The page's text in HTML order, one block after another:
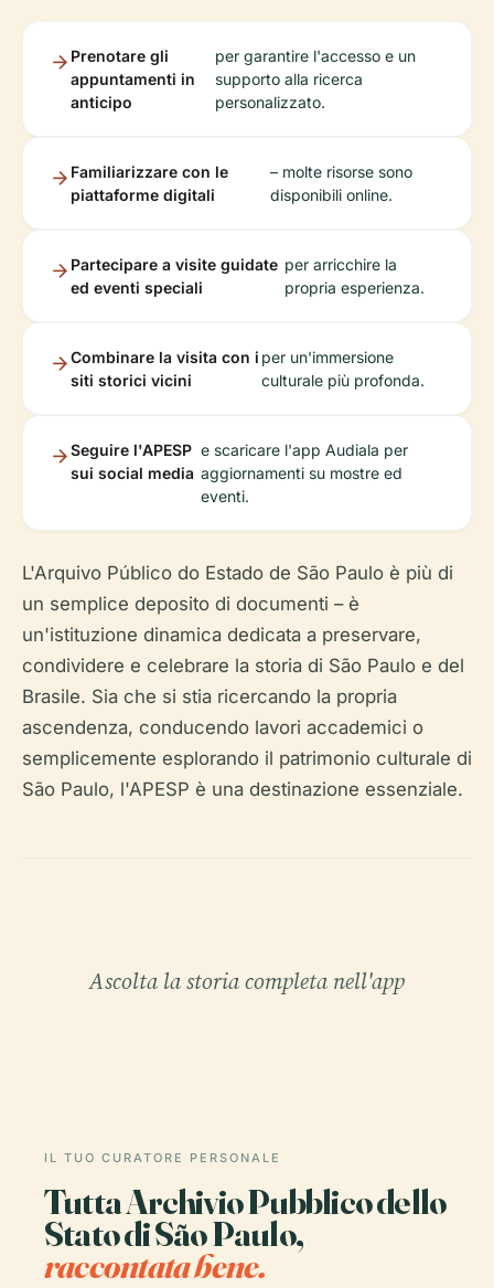
Prenotare gli
appuntamenti in
anticipo
per garantire l'accesso e un
supporto alla ricerca
personalizzato.
Familiarizzare con le
piattaforme digitali
– molte risorse sono
disponibili online.
Partecipare a visite guidate
ed eventi speciali
per arricchire la
propria esperienza.
Combinare la visita con i
siti storici vicini
per un'immersione
culturale più profonda.
Seguire l'APESP
sui social media
e scaricare l'app Audiala per
aggiornamenti su mostre ed
eventi.
L'Arquivo Público do Estado de São Paulo è più di
un semplice deposito di documenti – è
un'istituzione dinamica dedicata a preservare,
condividere e celebrare la storia di São Paulo e del
Brasile. Sia che si stia ricercando la propria
ascendenza, conducendo lavori accademici o
semplicemente esplorando il patrimonio culturale di
São Paulo, l'APESP è una destinazione essenziale.
Ascolta la storia completa nell'app
IL TUO CURATORE PERSONALE
Tutta Archivio Pubblico dello
Stato di São Paulo,
raccontata bene.